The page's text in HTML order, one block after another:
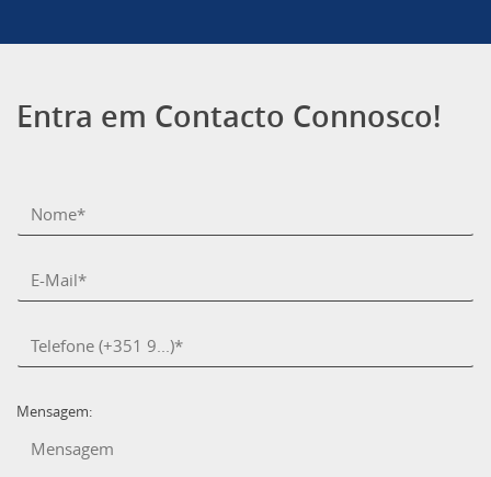
Entra em Contacto Connosco!
Mensagem: